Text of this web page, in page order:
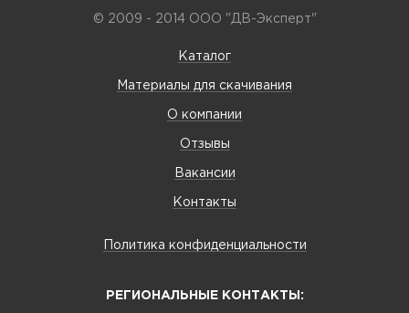
© 2009 - 2014 ООО "ДВ-Эксперт"
Каталог
Материалы для скачивания
О компании
Отзывы
Вакансии
Контакты
Политика конфиденциальности
РЕГИОНАЛЬНЫЕ КОНТАКТЫ: